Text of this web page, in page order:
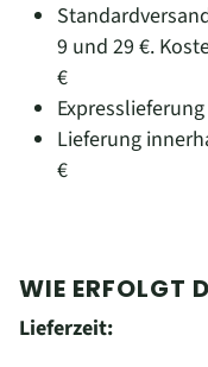
9 und 29 €.
€
Lieferung
€
WIE ERFOLGT
Lieferzeit: